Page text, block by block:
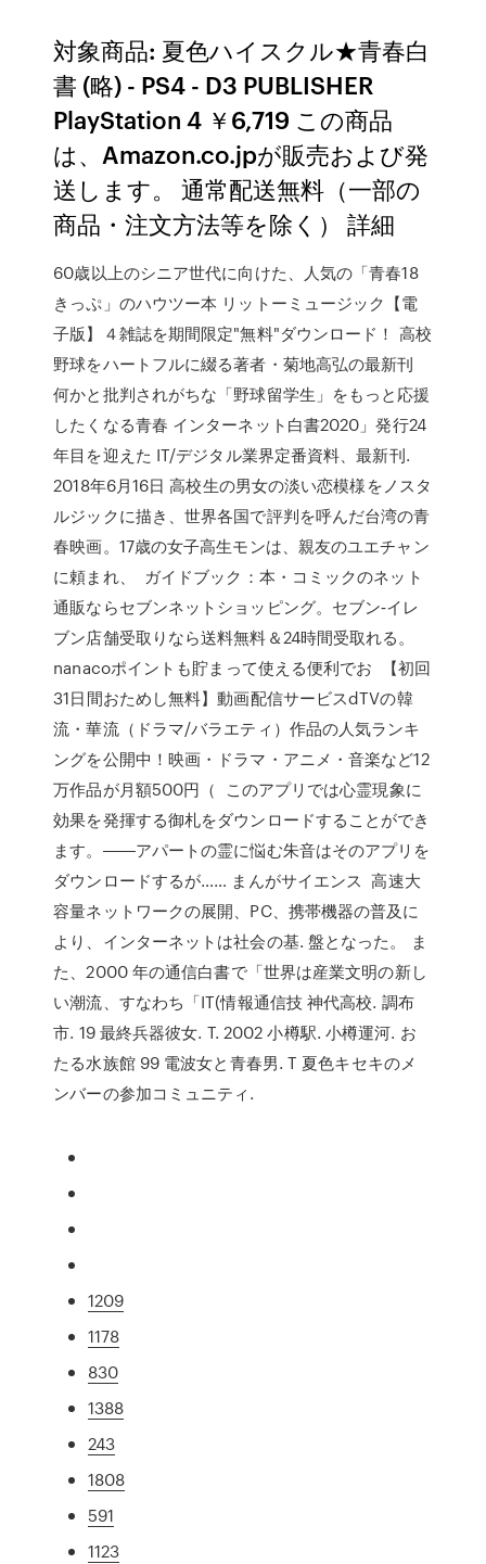
対象商品: 夏色ハイスクル★青春白
書 (略) - PS4 - D3 PUBLISHER
PlayStation 4 ￥6,719 この商品
は、Amazon.co.jpが販売および発
送します。 通常配送無料（一部の
商品・注文方法等を除く） 詳細
60歳以上のシニア世代に向けた、人気の「青春18
きっぷ」のハウツー本 リットーミュージック【電
子版】４雑誌を期間限定"無料"ダウンロード！ 高校
野球をハートフルに綴る著者・菊地高弘の最新刊
何かと批判されがちな「野球留学生」をもっと応援
したくなる青春 インターネット白書2020」発行24
年目を迎えた IT/デジタル業界定番資料、最新刊.
2018年6月16日 高校生の男女の淡い恋模様をノスタ
ルジックに描き、世界各国で評判を呼んだ台湾の青
春映画。17歳の女子高生モンは、親友のユエチャン
に頼まれ、 ガイドブック：本・コミックのネット
通販ならセブンネットショッピング。セブン‐イレ
ブン店舗受取りなら送料無料＆24時間受取れる。
nanacoポイントも貯まって使える便利でお 【初回
31日間おためし無料】動画配信サービスdTVの韓
流・華流（ドラマ/バラエティ）作品の人気ランキ
ングを公開中！映画・ドラマ・アニメ・音楽など12
万作品が月額500円（ このアプリでは心霊現象に
効果を発揮する御札をダウンロードすることができ
ます。――アパートの霊に悩む朱音はそのアプリを
ダウンロードするが…… まんがサイエンス 高速大
容量ネットワークの展開、PC、携帯機器の普及に
より、インターネットは社会の基. 盤となった。 ま
た、2000 年の通信白書で「世界は産業文明の新し
い潮流、すなわち「IT(情報通信技 神代高校. 調布
市. 19 最終兵器彼女. T. 2002 小樽駅. 小樽運河. お
たる水族館 99 電波女と青春男. T 夏色キセキのメ
ンバーの参加コミュニティ.
1209
1178
830
1388
243
1808
591
1123